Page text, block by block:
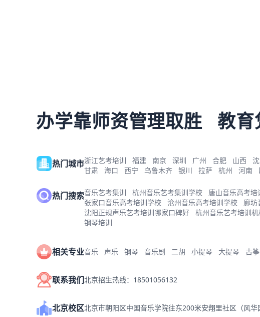
办学靠师资管理取胜 教
热门城市浙江艺考培训 福建 南京 深圳 广州 合肥 山西
甘肃
海口 西宁 乌鲁木齐 银川 拉萨 杭州 河南
热门搜索音乐艺考集训 杭州音乐艺考集训学校 唐山音乐高考培
张家口音乐高考培训学校
沧州音乐高考培训学校 廊坊
沈阳正规声乐艺考培训哪家口碑好
杭州音乐艺考培训机
钢琴培训
相关专业音乐 声乐 钢琴 音乐剧 二胡 小提琴 大提琴 古筝
联系我们北京招生热线：18501056132
北京校区北京市朝阳区中国音乐学院往东200米安翔里社区（风华